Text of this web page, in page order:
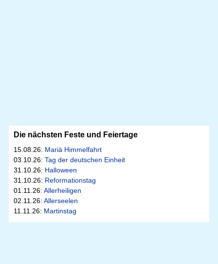
Die nächsten Feste und Feiertage
15.08.26: Mariä Himmelfahrt
03.10.26: Tag der deutschen Einheit
31.10.26: Halloween
31.10.26: Reformationstag
01.11.26: Allerheiligen
02.11.26: Allerseelen
11.11.26: Martinstag